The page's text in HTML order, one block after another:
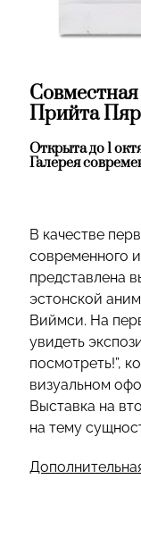
Прийта
Открыта до 1
Галерея
В качестве
современного
представлена
эстонской
Виймси. На
увидеть
посмотреть!”,
визуальном
Выставка на
на тему